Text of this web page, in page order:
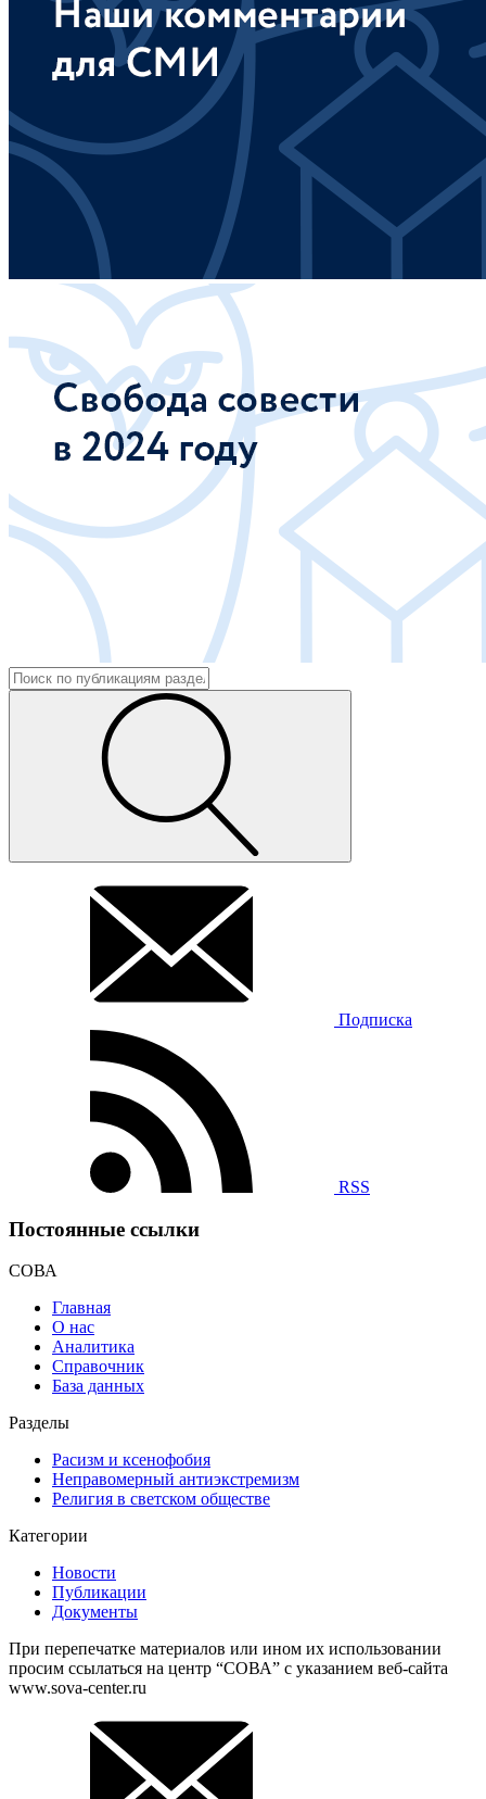
Подписка
RSS
Постоянные ссылки
СОВА
Главная
О нас
Аналитика
Справочник
База данных
Разделы
Расизм и ксенофобия
Неправомерный антиэкстремизм
Религия в светском обществе
Категории
Новости
Публикации
Документы
При перепечатке материалов или ином их использовании
просим ссылаться на центр “СОВА” с указанием веб-сайта
www.sova-center.ru